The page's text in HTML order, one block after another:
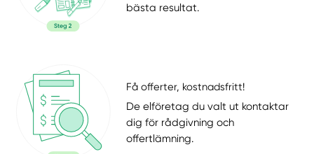
bästa resultat.
Få offerter, kostnadsfritt!
De elföretag du valt ut kontaktar
dig för rådgivning och
offertlämning.